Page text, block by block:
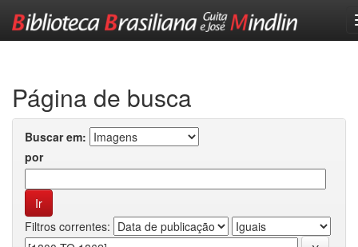
Página de busca
Buscar em:
por
Filtros correntes: